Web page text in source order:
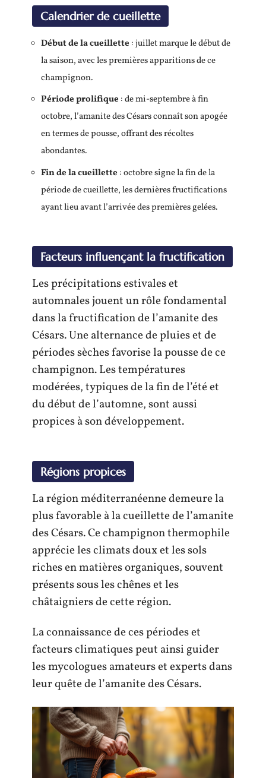
Calendrier de cueillette
Début de la cueillette : juillet marque le début de
la saison, avec les premières apparitions de ce
champignon.
Période prolifique : de mi-septembre à fin
octobre, l’amanite des Césars connaît son apogée
en termes de pousse, offrant des récoltes
abondantes.
Fin de la cueillette : octobre signe la fin de la
période de cueillette, les dernières fructifications
ayant lieu avant l’arrivée des premières gelées.
Facteurs influençant la fructification
Les précipitations estivales et
automnales jouent un rôle fondamental
dans la fructification de l’amanite des
Césars. Une alternance de pluies et de
périodes sèches favorise la pousse de ce
champignon. Les températures
modérées, typiques de la fin de l’été et
du début de l’automne, sont aussi
propices à son développement.
Régions propices
La région méditerranéenne demeure la
plus favorable à la cueillette de l’amanite
des Césars. Ce champignon thermophile
apprécie les climats doux et les sols
riches en matières organiques, souvent
présents sous les chênes et les
châtaigniers de cette région.
La connaissance de ces périodes et
facteurs climatiques peut ainsi guider
les mycologues amateurs et experts dans
leur quête de l’amanite des Césars.